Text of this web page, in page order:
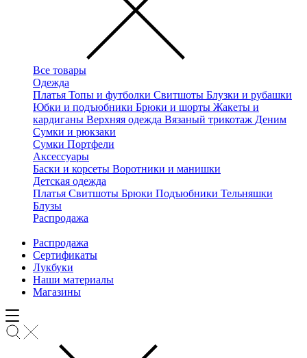
Все товары
Одежда
Платья Топы и футболки Свитшоты Блузки и рубашки
Юбки и подъюбники Брюки и шорты Жакеты и
кардиганы Верхняя одежда Вязаный трикотаж Деним
Сумки и рюкзаки
Сумки Портфели
Аксессуары
Баски и корсеты Воротники и манишки
Детская одежда
Платья Свитшоты Брюки Подъюбники Тельняшки
Блузы
Распродажа
Распродажа
Сертификаты
Лукбуки
Наши материалы
Магазины